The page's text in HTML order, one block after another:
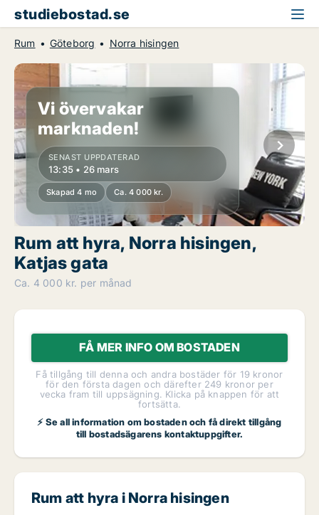
studiebostad.se
Rum Göteborg Norra hisingen
Vi övervakar
marknaden!
SENAST UPPDATERAD
13:35 • 26 mars
Skapad 4 mo Ca. 4 000 kr.
Rum att hyra, Norra hisingen,
Katjas gata
Ca. 4 000 kr. per månad
FÅ MER INFO OM BOSTADEN
Få tillgång till denna och andra bostäder för 19 kronor
för den första dagen och därefter 249 kronor per
vecka fram till uppsägning. Klicka på knappen för att
fortsätta.
⚡ Se all information om bostaden och få direkt tillgång
till bostadsägarens kontaktuppgifter.
Rum att hyra i Norra hisingen